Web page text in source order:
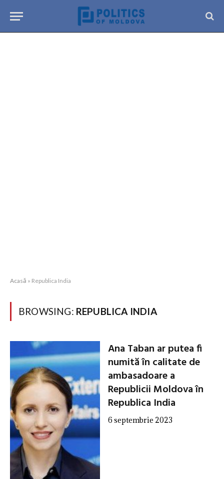
Acasă » Republica India
BROWSING: REPUBLICA INDIA
Ana Taban ar putea fi
numită în calitate de
ambasadoare a
Republicii Moldova în
Republica India
6 septembrie 2023